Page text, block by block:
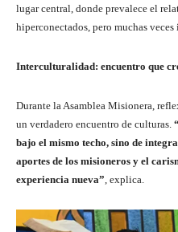
lugar central, donde prevalece el
hiperconectados, pero muchas
Interculturalidad: encuentro que
Durante la Asamblea Misionera,
un verdadero encuentro de culturas.
bajo el mismo techo, sino de
aportes de los misioneros y el
experiencia nueva” , explica.